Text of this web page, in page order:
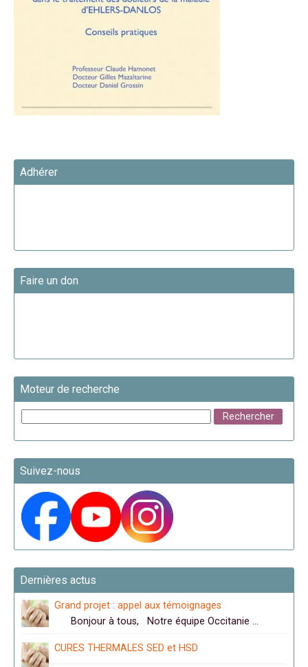
Adhérer
Faire un don
Moteur de recherche
Suivez-nous
Dernières actus
Grand projet : appel aux témoignages
Bonjour à tous, Notre équipe Occitanie …
CURES THERMALES SED et HSD